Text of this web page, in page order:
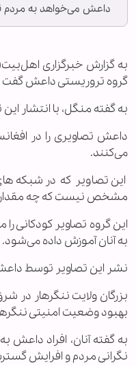
داعش می‌خواهد به
به گزارش خبرگزاری
گروه تروریستی داعش
به گفته منگل، با
داعش تصاویری را در
می‌کنند.
این تصاویر که در
مشخص نیست که چه مقدار
این گروه تصاویر کودکانی
به آنان آموزش داده می‌شود.
نشر این تصاویر توسط
بزرگان ولایت ننگرهار در
بهبود وضعیت امنیتی
به گفته آنان، افراد
نگرانی مردم و افرایش